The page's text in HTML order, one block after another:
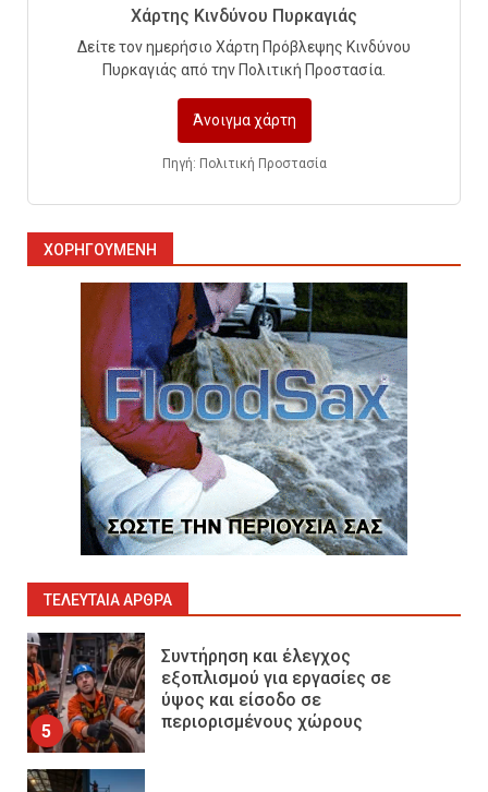
Χάρτης Κινδύνου Πυρκαγιάς
Δείτε τον ημερήσιο Χάρτη Πρόβλεψης Κινδύνου
Πυρκαγιάς από την Πολιτική Προστασία.
Άνοιγμα χάρτη
Πηγή: Πολιτική Προστασία
ΧΟΡΗΓΟΎΜΕΝΗ
ΤΕΛΕΥΤΑΊΑ ΆΡΘΡΑ
περιορισμένους χώρους που
οδηγούν σε ατύχημα
Πυρόσβεση και Διάσωση σε
Ορυχεία
Πυροσβεστικοί Αυλοί στην
Ελλάδα
Πυρασφάλεια των Διυλιστηρίων
και τα Διεθνή Πρότυπα
Εκπαίδευσης
4
Επιχειρησιακή Αντιμετώπιση
Πυρκαγιών σε Μονάδες
5
Συντήρηση και έλεγχος
εξοπλισμού για εργασίες σε
ύψος και είσοδο σε
περιορισμένους χώρους